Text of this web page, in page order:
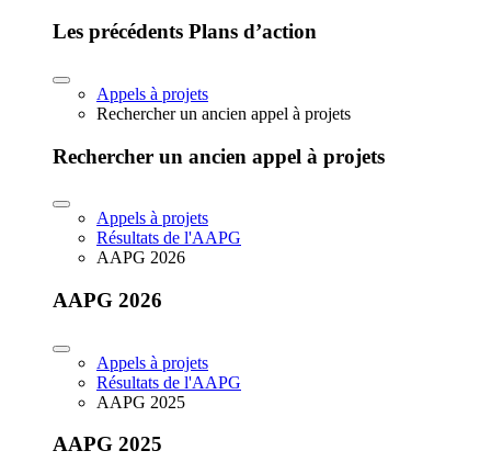
Les précédents Plans d’action
Appels à projets
Rechercher un ancien appel à projets
Rechercher un ancien appel à projets
Appels à projets
Résultats de l'AAPG
AAPG 2026
AAPG 2026
Appels à projets
Résultats de l'AAPG
AAPG 2025
AAPG 2025